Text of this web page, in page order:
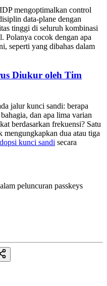
mengoptimalkan control
data-plane dengan
tinggi di seluruh kombinasi
Polanya cocok dengan apa
seperti yang dibahas dalam
Diukur oleh Tim
jalur kunci sandi: berapa
dan apa lima varian
berdasarkan frekuensi? Satu
mengungkapkan dua atau tiga
kunci sandi secara
peluncuran passkeys